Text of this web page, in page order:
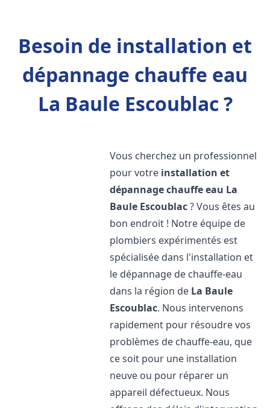
Besoin de installation et
dépannage chauffe eau
La Baule Escoublac ?
Vous cherchez un professionnel
pour votre installation et
dépannage chauffe eau La
Baule Escoublac? Vous êtes au
bon endroit ! Notre équipe de
plombiers expérimentés est
spécialisée dans l'installation et
le dépannage de chauffe-eau
dans la région de La Baule
Escoublac. Nous intervenons
rapidement pour résoudre vos
problèmes de chauffe-eau, que
ce soit pour une installation
neuve ou pour réparer un
appareil défectueux. Nous